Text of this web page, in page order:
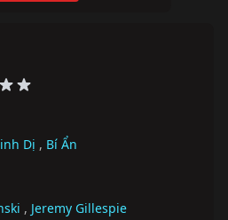
Dị , Bí Ẩn
, Jeremy Gillespie